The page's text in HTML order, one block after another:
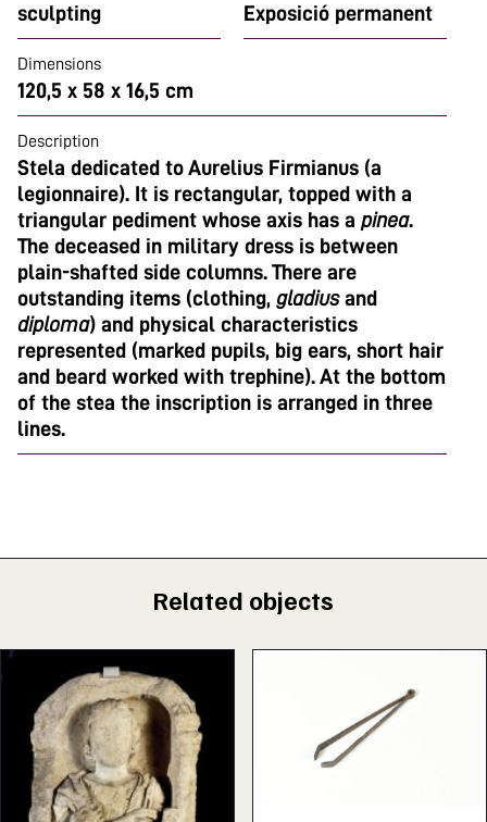
sculpting Exposició permanent
Dimensions
120,5 x 58 x 16,5 cm
Description
Stela dedicated to Aurelius Firmianus (a
legionnaire). It is rectangular, topped with a
triangular pediment whose axis has a pinea.
The deceased in military dress is between
plain-shafted side columns. There are
outstanding items (clothing, gladiusand
diploma) and physical characteristics
represented (marked pupils, big ears, short hair
and beard worked with trephine). At the bottom
of the stea the inscription is arranged in three
lines.
Related objects